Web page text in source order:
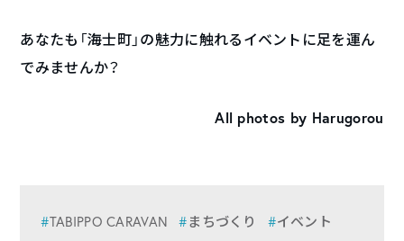
あなたも「海士町」の魅力に触れるイベントに足を運ん
でみませんか？
All photos by Harugorou
TABIPPO CARAVAN まちづくり
イベント